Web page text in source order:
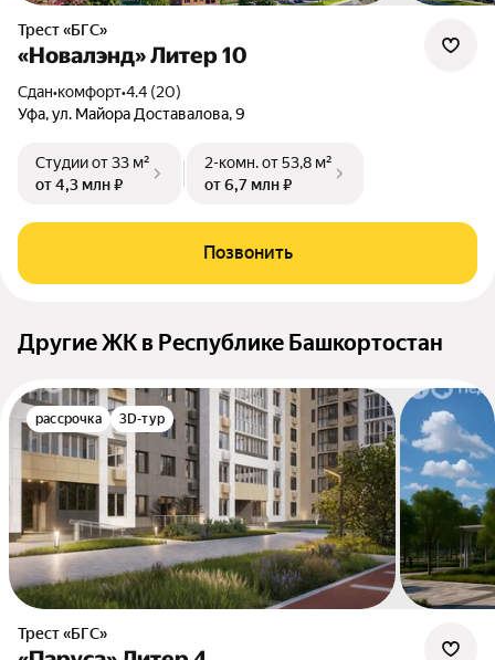
Трест «БГС»
«Новалэнд» Литер 10
Сдан•комфорт•4.4 (20)
Уфа, ул. Майора Доставалова, 9
Студииот 33 м²
от 4,3 млн ₽
2-комн.от 53,8 м²
от 6,7 млн ₽
Позвонить
Другие ЖК в Республике Башкортостан
рассрочка 3D-тур
Трест «БГС»